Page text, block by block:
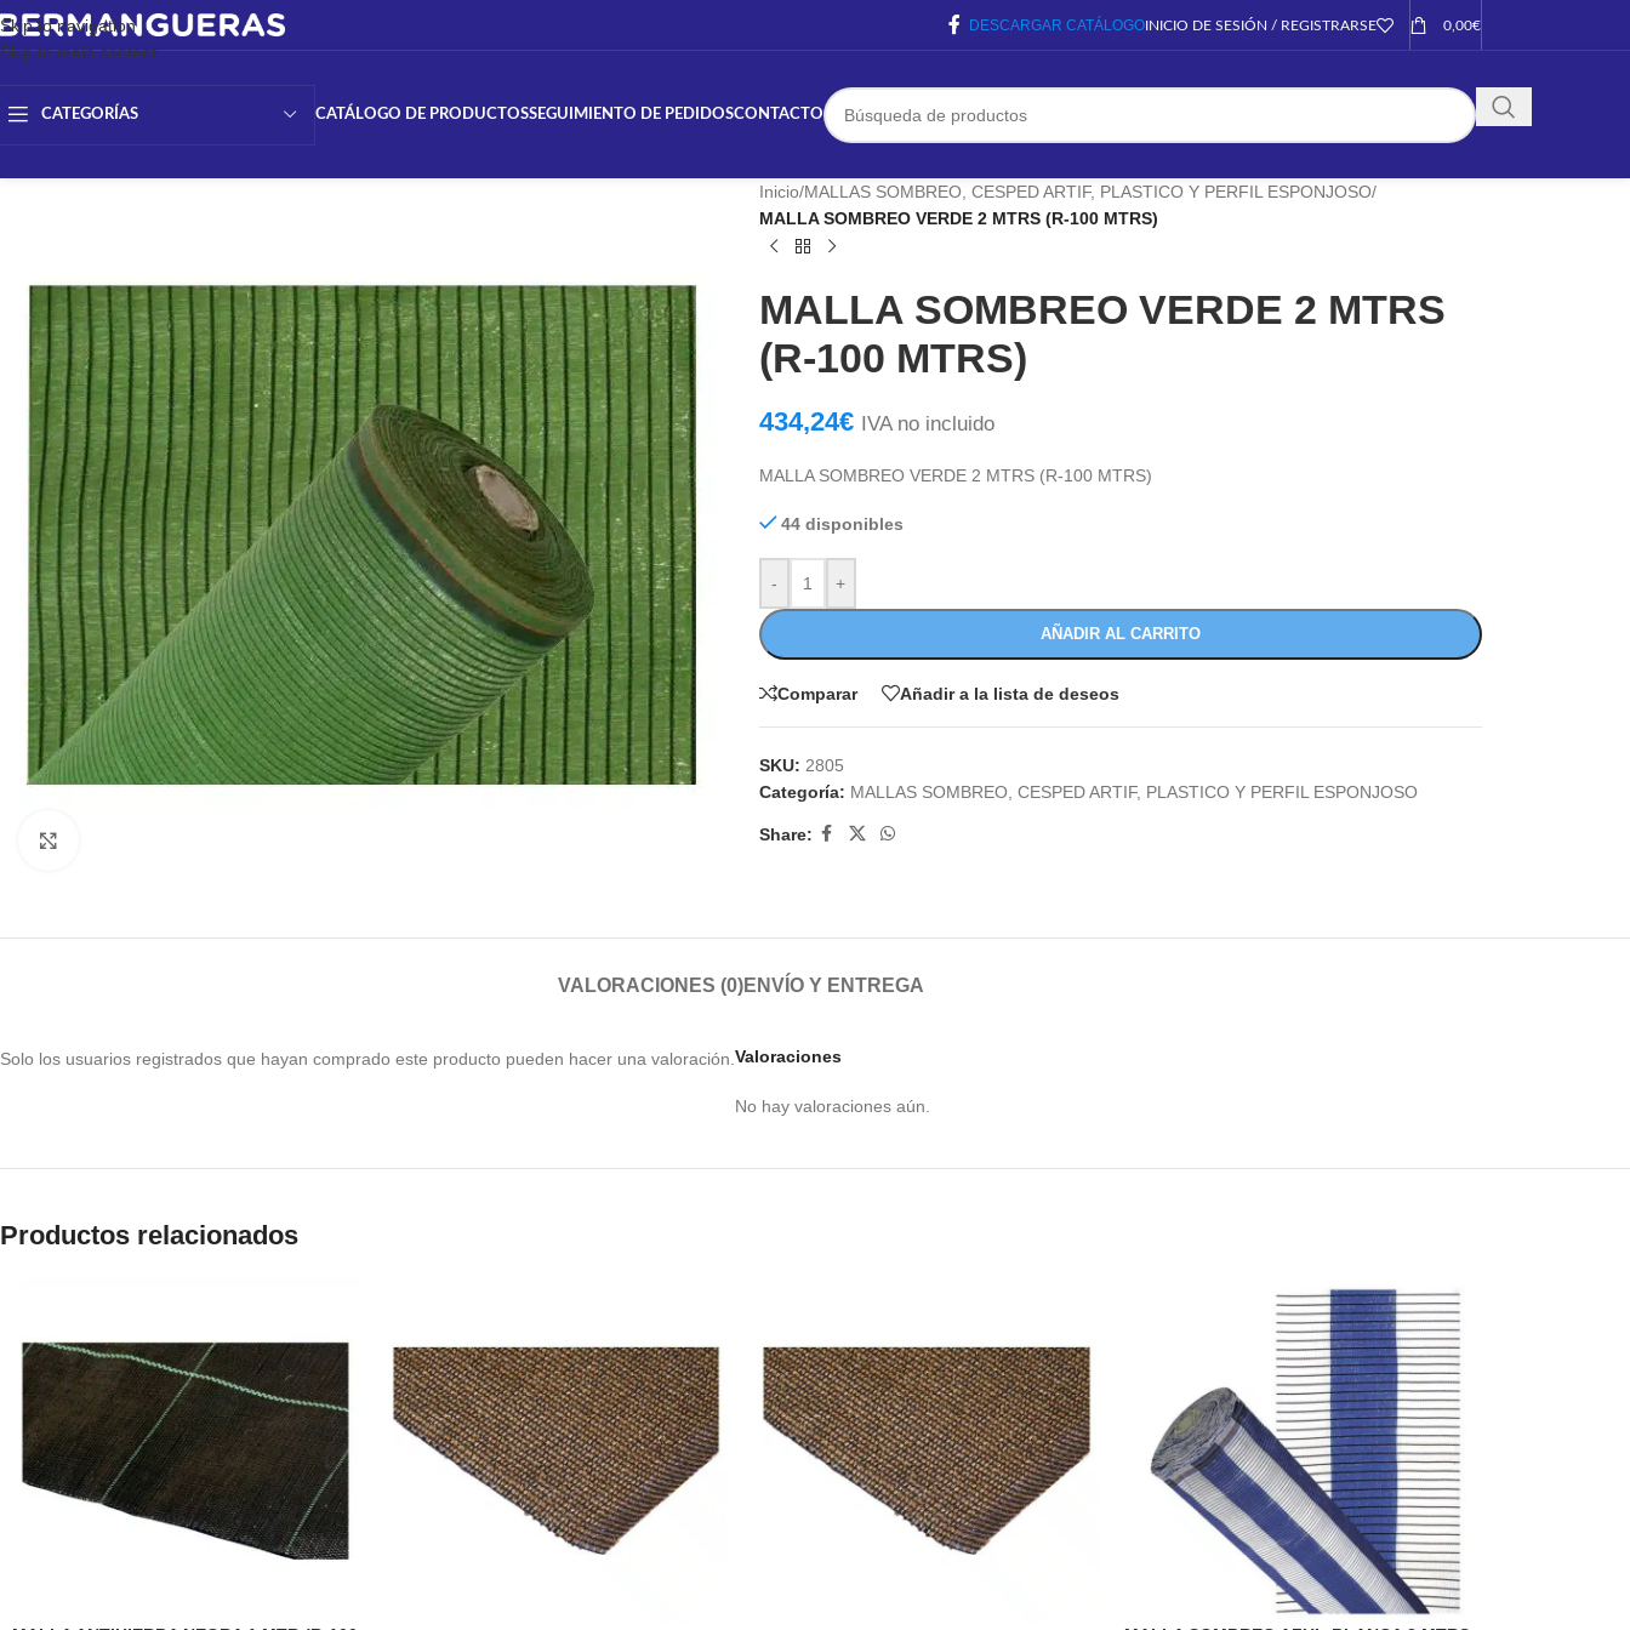
Skip to navigation
Skip to main content
DESCARGAR CATÁLOGOINICIO DE SESIÓN / REGISTRARSE 0,00€
CATEGORÍAS CATÁLOGO DE PRODUCTOSSEGUIMIENTO DE PEDIDOSCONTACTO
Inicio/MALLAS SOMBREO, CESPED ARTIF, PLASTICO Y PERFIL ESPONJOSO/
MALLA SOMBREO VERDE 2 MTRS (R-100 MTRS)
MALLA SOMBREO VERDE 2 MTRS
(R-100 MTRS)
434,24€ IVA no incluido
MALLA SOMBREO VERDE 2 MTRS (R-100 MTRS)
44 disponibles
- +
AÑADIR AL CARRITO
Comparar Añadir a la lista de deseos
SKU: 2805
Categoría: MALLAS SOMBREO, CESPED ARTIF, PLASTICO Y PERFIL ESPONJOSO
Share:
VALORACIONES (0)ENVÍO Y ENTREGA
Valoraciones
No hay valoraciones aún.
Solo los usuarios registrados que hayan comprado este producto pueden hacer una valoración.
Productos relacionados